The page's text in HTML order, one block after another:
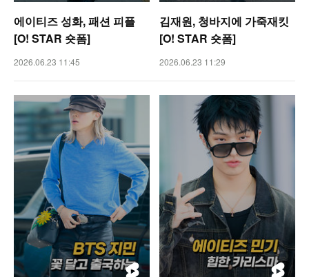
에이티즈 성화, 패션 피플
[O! STAR 숏폼]
2026.06.23 11:45
김재원, 청바지에 가죽재킷
[O! STAR 숏폼]
2026.06.23 11:29